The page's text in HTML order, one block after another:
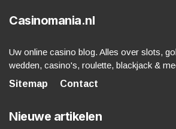
Casinomania.nl
Uw online casino blog. Alles over slots,
wedden, casino's, roulette, blackjack &
Sitemap
Contact
Nieuwe artikelen